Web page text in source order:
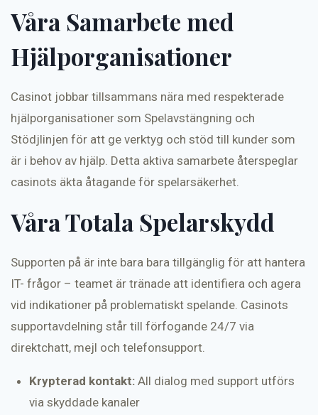
Våra Samarbete med
Hjälporganisationer
Casinot jobbar tillsammans nära med respekterade
hjälporganisationer som Spelavstängning och
Stödjlinjen för att ge verktyg och stöd till kunder som
är i behov av hjälp. Detta aktiva samarbete återspeglar
casinots äkta åtagande för spelarsäkerhet.
Våra Totala Spelarskydd
Supporten på är inte bara bara tillgänglig för att hantera
IT- frågor – teamet är tränade att identifiera och agera
vid indikationer på problematiskt spelande. Casinots
supportavdelning står till förfogande 24/7 via
direktchatt, mejl och telefonsupport.
Krypterad kontakt:All dialog med support utförs
via skyddade kanaler